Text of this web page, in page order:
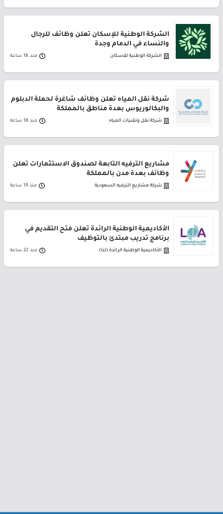
الشركة الوطنية للإسكان تعلن وظائف للرجال
والنساء في الدمام وجدة
الشركة الوطنية للإسكان منذ 18 ساعة
شركة نقل المياه تعلن وظائف شاغرة لحملة الدبلوم
والبكالوريوس بعدة مناطق بالمملكة
شركة نقل وتقنيات المياه منذ 18 ساعة
مشاريع الترفيه التابعة لصندوق الاستثمارات تعلن
وظائف بعدة مدن بالمملكة
شركة مشاريع الترفيه السعودية منذ 19 ساعة
الأكاديمية الوطنية الرائدة تعلن فتح التقديم في
برنامج تدريب مبتدئ بالتوظيف
الأكاديمية الوطنية الرائدة (لنا) منذ 22 ساعة